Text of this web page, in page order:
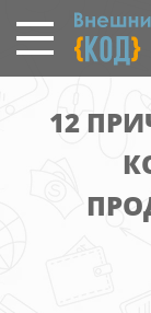
основному
содержанию
12